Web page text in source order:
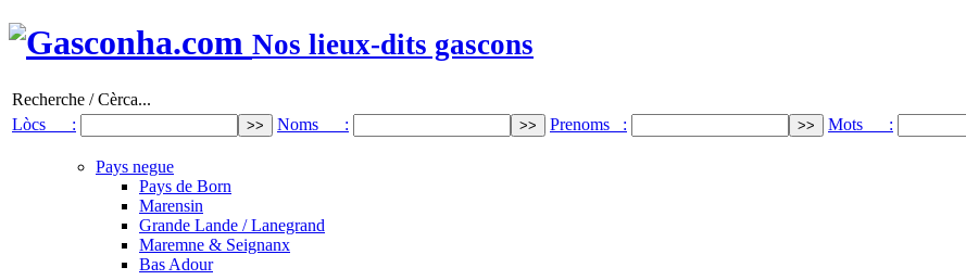
Nos lieux-dits gascons
Recherche / Cèrca...
Lòcs :
Noms : Prenoms : Mots :
Pays negue
Pays de Born
Marensin
Grande Lande / Lanegrand
Maremne & Seignanx
Bas Adour